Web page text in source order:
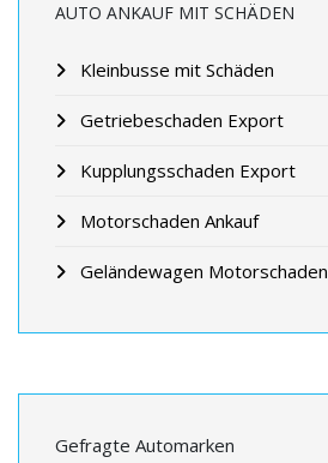
AUTO ANKAUF MIT SCHÄDEN
Kleinbusse mit Schäden
Getriebeschaden Export
Kupplungsschaden Export
Motorschaden Ankauf
Geländewagen Motorschaden
Gefragte Automarken